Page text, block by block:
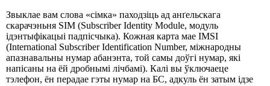
Звыклае вам слова «сімка» паходзіць ад анґельскага
скарачэньня SIM (Subscriber Identity Module, модуль
ідэнтыфікацыі падпісчыка). Кожная карта мае IMSI
(International Subscriber Identification Number, міжнародны
апазнавальны нумар абанэнта, той самы доўгі нумар, які
напісаны на ёй дробнымі лічбамі). Калі вы ўключаеце
тэлефон, ён перадае гэты нумар на БС, адкуль ён затым ідзе